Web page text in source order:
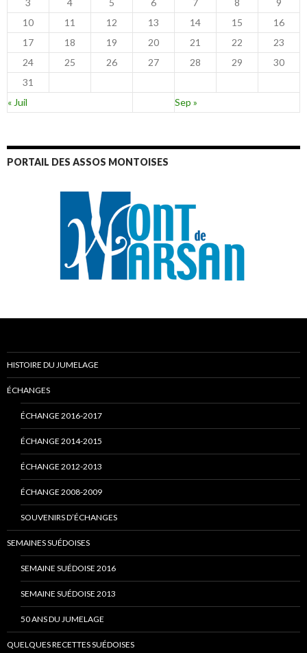
3
4 5 6 7 8
9
10
11 12 13 14 15
16
17
18 19 20 21 22
23
24
25 26 27 28 29
30
31
« Juil
Sep »
PORTAIL DES ASSOS MONTOISES
HISTOIRE DU JUMELAGE
ÉCHANGES
ÉCHANGE 2016-2017
ÉCHANGE 2014-2015
ÉCHANGE 2012-2013
ÉCHANGE 2008-2009
SOUVENIRS D’ÉCHANGES
SEMAINES SUÉDOISES
SEMAINE SUÉDOISE 2016
SEMAINE SUÉDOISE 2013
50 ANS DU JUMELAGE
QUELQUES RECETTES SUÉDOISES